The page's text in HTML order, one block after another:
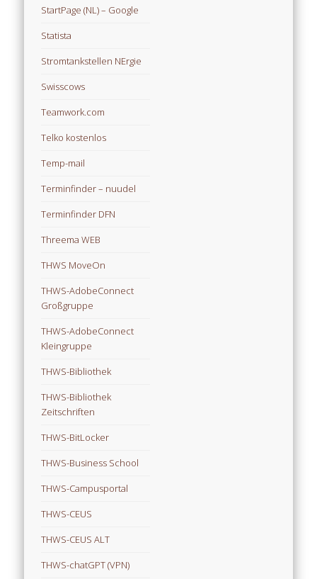
StartPage (NL) – Google
Statista
Stromtankstellen NErgie
Swisscows
Teamwork.com
Telko kostenlos
Temp-mail
Terminfinder – nuudel
Terminfinder DFN
Threema WEB
THWS MoveOn
THWS-AdobeConnect
Großgruppe
THWS-AdobeConnect
Kleingruppe
THWS-Bibliothek
THWS-Bibliothek
Zeitschriften
THWS-BitLocker
THWS-Business School
THWS-Campusportal
THWS-CEUS
THWS-CEUS ALT
THWS-chatGPT (VPN)